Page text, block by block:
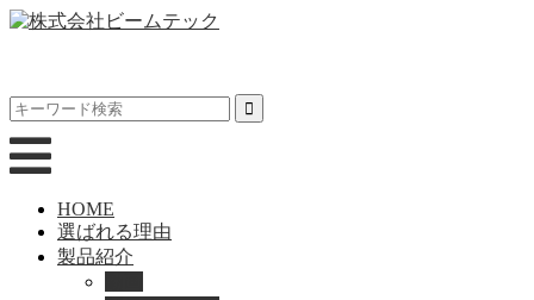
HOME
選ばれる理由
製品紹介